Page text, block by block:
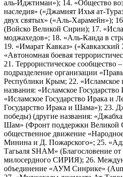
аль-Иджтимаи»); 14. «Общество
наследия» («Джамият Ихья ат-
двух святых» («Аль-Харамейн»);
(Войско Великой Сирии); 17.
моджахедов»; 18. «Аль-Каида в
19. «Имарат Кавказ»
«Автономная боевая
21. Террористическое сообщество
подразделение организации
Республики Крым; 22. «Исламское
названия: «Исламское
«Исламское Государство Ирака и
Государство Ирака и Шама»); 23.
победы) (другие названия:
Шам» (Фронт поддержки Великой
общественное движение
Минина и Д. Пожарского»; 25.
Тагьаля SHAM» (Благословение
милосердного СИРИЯ); 26.
объединение «АУМ Синрике»